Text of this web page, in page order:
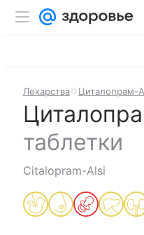
Лекарства Циталопрам-
таблетки
Citalopram-Alsi